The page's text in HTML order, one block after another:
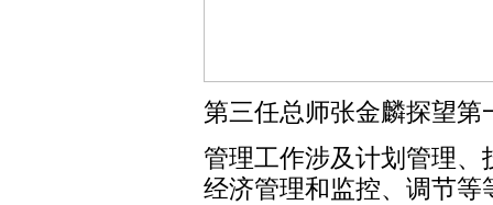
第三任总师张金麟探望
管理工作涉及计划管理
经济管理和监控、调节